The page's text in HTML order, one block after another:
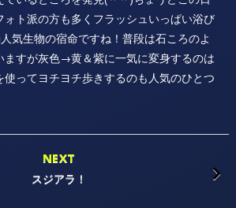
ォト派の方も多くフラッシュいっぱい浴び
気生物の宿命ですね！普段は石ころのよ
ますが灰色→黄＆紫に一気に変身するのは
ってヨチヨチ歩きするのも人気のひとつ
NEXT
スジアラ！